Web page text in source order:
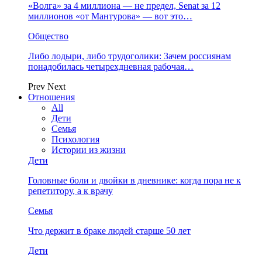
«Волга» за 4 миллиона — не предел, Senat за 12
миллионов «от Мантурова» — вот это…
Общество
Либо лодыри, либо трудоголики: Зачем россиянам
понадобилась четырехдневная рабочая…
Prev Next
Отношения
All
Дети
Семья
Психология
Истории из жизни
Дети
Головные боли и двойки в дневнике: когда пора не к
репетитору, а к врачу
Семья
Что держит в браке людей старше 50 лет
Дети